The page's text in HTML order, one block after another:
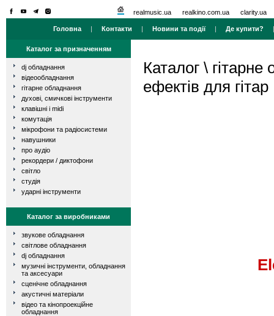
realmusic.ua realkino.com.ua clarity.ua
Головна | Контакти | Новини та події| Де купити?
Каталог за призначенням
dj обладнання
відеообладнання
гітарне обладнання
духові, смичкові інструменти
клавішні і midi
комутація
мікрофони та радіосистеми
навушники
про аудіо
рекордери / диктофони
світло
студія
ударні інструменти
Каталог за виробниками
звукове обладнання
світлове обладнання
dj обладнання
музичні інструменти, обладнання
та аксесуари
сценічне обладнання
акустичні матеріали
відео та кінопроекційне
обладнання
Каталог \ гітарне
ефектів для гітар